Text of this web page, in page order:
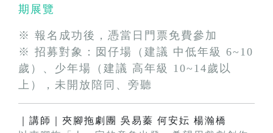
期展覽
※ 報名成功後，憑當日門票免費參加
※ 招募對象：囡仔場（建議 中低年級 6~10
歲）、少年場（建議 高年級 10~14歲以
上），未開放陪同、旁聽
｜講師｜夾腳拖劇團 吳易蓁 何安妘 楊瀚橋